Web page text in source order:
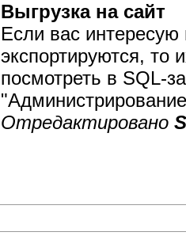
Выгрузка на сайт
Если вас интересую
экспортируются, то
посмотреть в SQL-
Отредактировано